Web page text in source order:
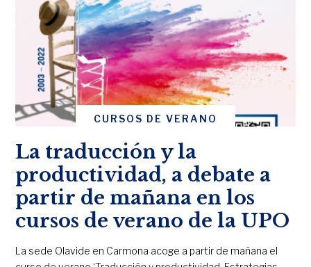
CURSOS DE VERANO
La traducción y la
productividad, a debate a
partir de mañana en los
cursos de verano de la UPO
La sede Olavide en Carmona acoge a partir de mañana el